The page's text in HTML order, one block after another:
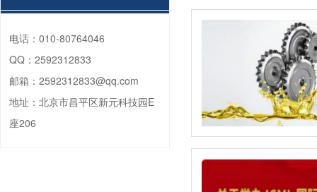
电话： 010-80764046
QQ： 2592312833
邮箱： 2592312833@qq.com
地址： 北京市昌平区新元科技园E
座206